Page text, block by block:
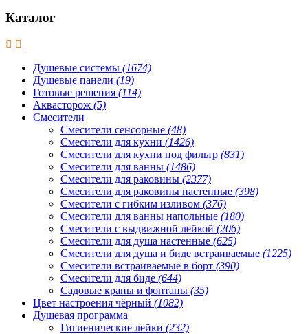
Каталог
Душевые системы (1674)
Душевые панели (19)
Готовые решения (114)
Аквасторож (5)
Смесители
Смесители сенсорные (48)
Смесители для кухни (1426)
Смесители для кухни под фильтр (831)
Смесители для ванны (1486)
Смесители для раковины (2377)
Смесители для раковины настенные (398)
Смесители с гибким изливом (376)
Смесители для ванны напольные (180)
Смесители с выдвижной лейкой (206)
Смесители для душа настенные (625)
Смесители для душа и биде встраиваемые (1225)
Смесители встраиваемые в борт (390)
Смесители для биде (644)
Садовые краны и фонтаны (35)
Цвет настроения чёрный (1082)
Душевая программа
Гигиенические лейки (232)